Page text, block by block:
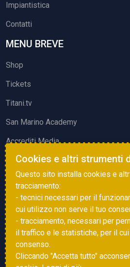
Impiantistica
Contatti
MENU BREVE
Shop
Tickets
Titani.tv
San Marino Academy
Accrediti Media
ATTIVITÀ ED EVENTI
Squadre di Calcio
Associazione Sammarinese Arbitri
Vota gol e parata
Cookies e altri strumenti
Questo sito installa cookies e
tracciamento:
- tecnici necessari per il
cui utilizzo non serve il tuo
- tracciamento, necessari per
il traffico e le statistiche, per il
consenso.
Cliccando "Accetta tutto"